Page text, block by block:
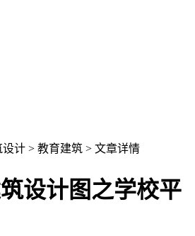
设计 > 教育建筑 > 文章详情
设计图之学校平